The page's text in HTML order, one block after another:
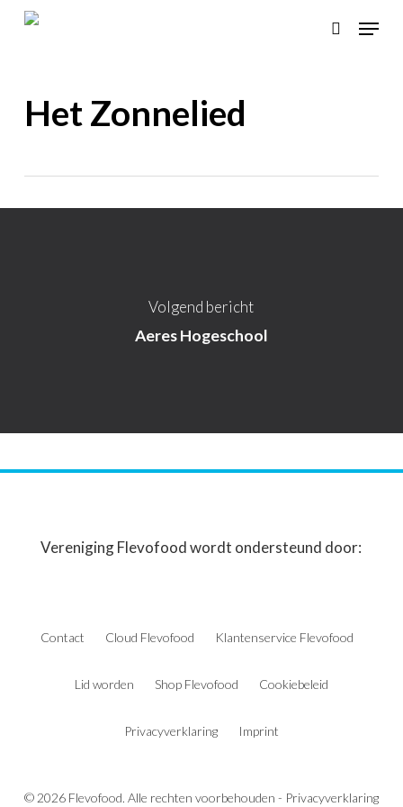
Skip
search
Menu
Het Zonnelied
Volgend bericht
Aeres Hogeschool
Vereniging Flevofood wordt ondersteund door:
Contact Cloud Flevofood Klantenservice Flevofood
Lid worden Shop Flevofood Cookiebeleid
Privacyverklaring Imprint
© 2026 Flevofood. Alle rechten voorbehouden - Privacyverklaring